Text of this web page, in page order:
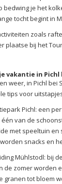
bedwing je het
tocht begint in
zoals
plaatse bij het
vakantie in Pichl
weer, in Pichl bei
tips voor
Pichl: een
van de
met speeltuin
snacks en
Mühlstodl: bij
de zomer worden
granen tot bloem